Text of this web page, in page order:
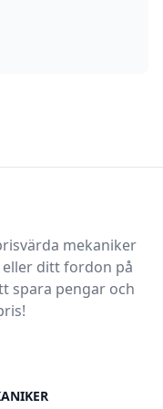
mekaniker
ditt fordon på
spara pengar och